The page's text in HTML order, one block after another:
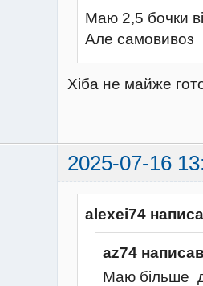
Маю 2,5 бочки
Але самовивоз
Хіба не майже
2025-07-16
alexei74
az74
Маю більше